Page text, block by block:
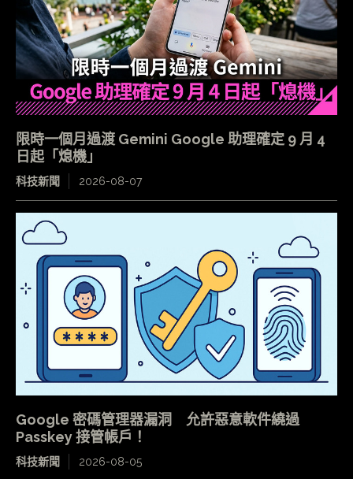
限時一個月過渡 Gemini Google 助理確定 9 月 4
日起「熄機」
科技新聞 2026-08-07
Google 密碼管理器漏洞 允許惡意軟件繞過
Passkey 接管帳戶！
科技新聞 2026-08-05